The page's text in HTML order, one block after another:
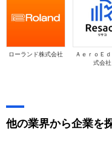
ローランド株式会社
ＡｅｒｏＥ
式会社
他の業界から企業を